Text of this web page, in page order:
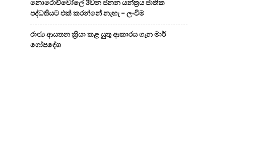
නොරොච්චෝලේ 3වන ජනන යන්ත්‍රය ජාතික
පද්ධතියට එක් කරන්නේ නැහැ – ලංවිම
රාජ්‍ය ආයතන ක්‍රියා කළ යුතු ආකාරය ගැන මාර්
ගෝපදේශ